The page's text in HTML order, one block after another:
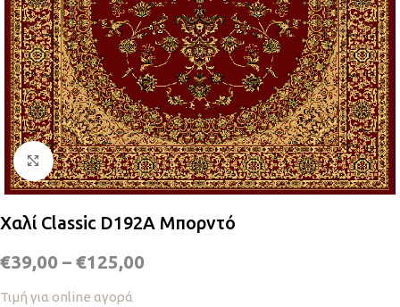
Κλικ για μεγέθυνση
Χαλί Classic D192A Μπορντό
€39,00 – €125,00
Τιμή για online αγορά